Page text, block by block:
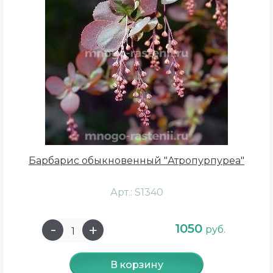
Барбарис обыкновенный "Атропурпуреа"
Арт.: S1340
1050 руб.
В корзину
Сентябрь
Разновидность
Кустарник
Кисло - сладкий